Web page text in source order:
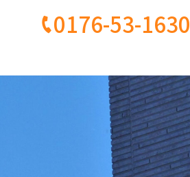
0176-53-1630